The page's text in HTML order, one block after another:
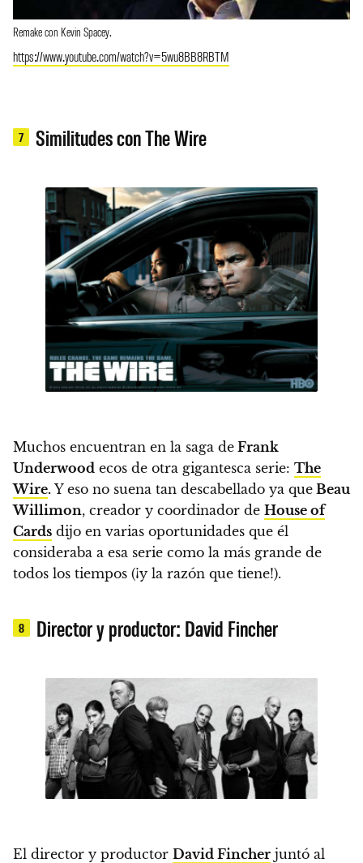
Remake con Kevin Spacey.
https://www.youtube.com/watch?v=5wu8BB8RBTM
7 Similitudes con The Wire
Muchos encuentran en la saga de Frank
Underwood ecos de otra gigantesca serie: The
Wire. Y eso no suena tan descabellado ya que Beau
Willimon, creador y coordinador de House of
Cards dijo en varias oportunidades que él
consideraba a esa serie como la más grande de
todos los tiempos (¡y la razón que tiene!).
8 Director y productor: David Fincher
El director y productor David Fincher juntó al